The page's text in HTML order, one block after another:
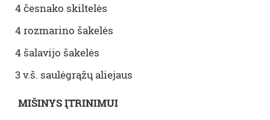
4 česnako skiltelės
4 rozmarino šakelės
4 šalavijo šakelės
3 v.š. saulėgrąžų aliejaus
MIŠINYS ĮTRINIMUI